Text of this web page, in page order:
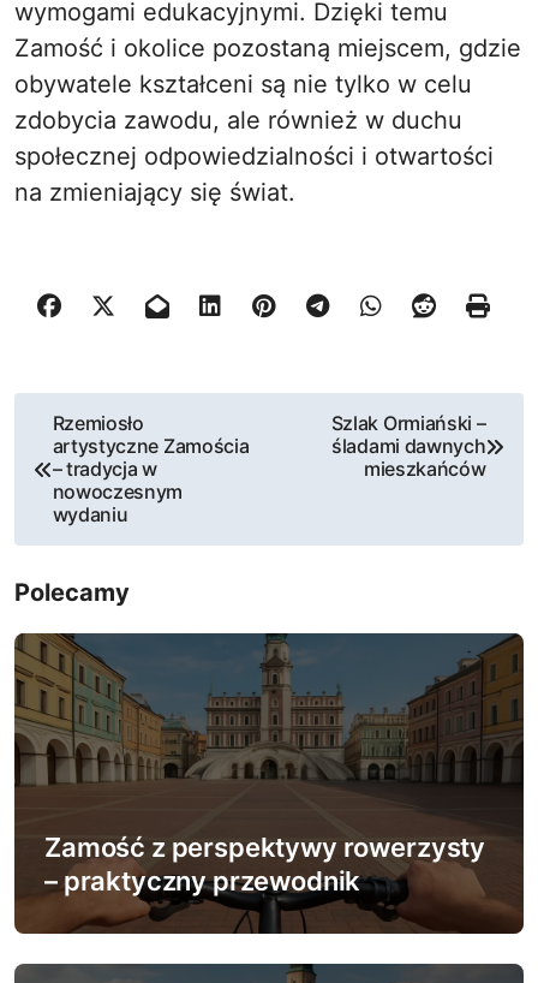
wymogami edukacyjnymi. Dzięki temu
Zamość i okolice pozostaną miejscem, gdzie
obywatele kształceni są nie tylko w celu
zdobycia zawodu, ale również w duchu
społecznej odpowiedzialności i otwartości
na zmieniający się świat.
g
a
c
j
p
i
Rzemiosło
artystyczne Zamościa
– tradycja w
nowoczesnym
wydaniu
Szlak Ormiański –
śladami dawnych
mieszkańców
Polecamy
Zamość z perspektywy rowerzysty
– praktyczny przewodnik